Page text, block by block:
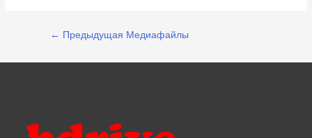
Навигация
по
← Предыдущая Медиафайлы